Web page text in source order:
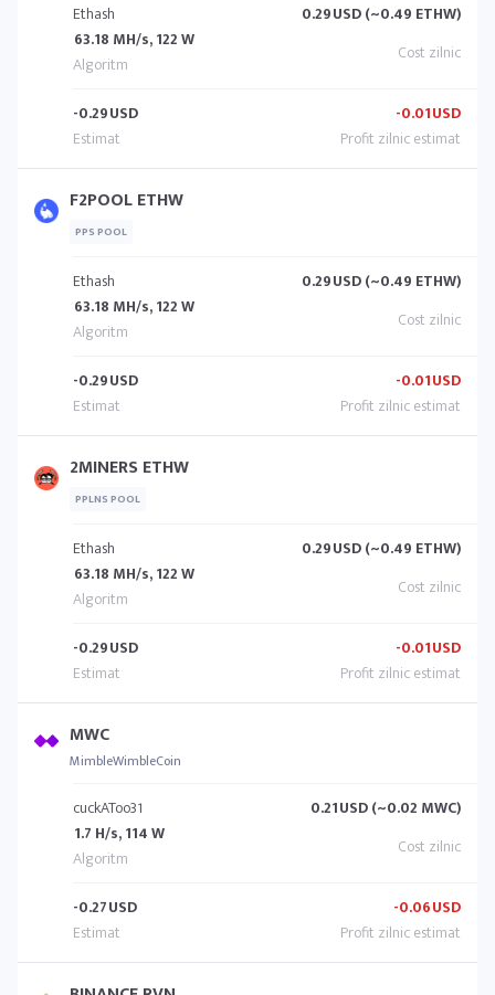
Ethash
63.18 MH/s, 122 W
0.29USD (~0.49 ETHW)
-0.29USD -0.01USD
F2POOL ETHW
PPS POOL
Ethash
63.18 MH/s, 122 W
0.29USD (~0.49 ETHW)
-0.29USD -0.01USD
2MINERS ETHW
PPLNS POOL
Ethash
63.18 MH/s, 122 W
0.29USD (~0.49 ETHW)
-0.29USD -0.01USD
MWC
MimbleWimbleCoin
cuckAToo31
1.7 H/s, 114 W
0.21USD (~0.02 MWC)
-0.27USD -0.06USD